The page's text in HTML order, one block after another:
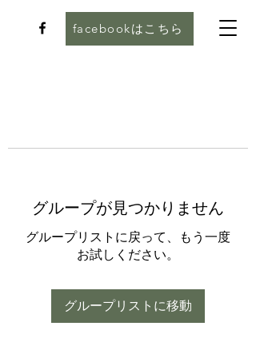
facebookはこちら
グループが見つかりません
グループリストに戻って、もう一度
お試しください。
グループリストに移動